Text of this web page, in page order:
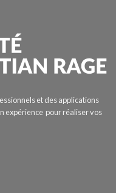
et des applications
expérience pour réaliser vos